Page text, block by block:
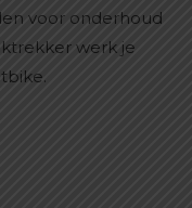
voor onderhoud
werk je